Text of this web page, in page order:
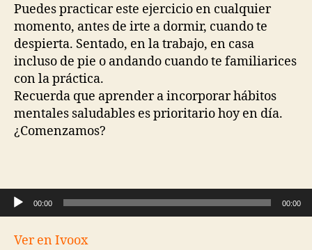
Puedes practicar este ejercicio en cualquier
momento, antes de irte a dormir, cuando te
despierta. Sentado, en la trabajo, en casa
incluso de pie o andando cuando te familiarices
con la práctica.
Recuerda que aprender a incorporar hábitos
mentales saludables es prioritario hoy en día.
¿Comenzamos?
Reproductor de audio
00:00 00:00
Ver en Ivoox